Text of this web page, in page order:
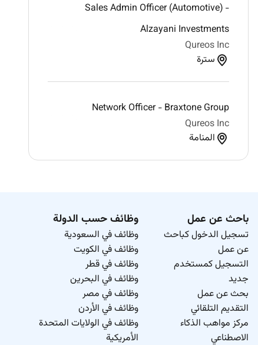
Sales Admin Officer (Automotive) -
Alzayani Investments
Qureos Inc
سترة
Network Officer - Braxtone Group
Qureos Inc
المنامة
باحث عن عمل
تسجيل الدخول كباحث
عن عمل
التسجيل كمستخدم
جديد
بحث عن عمل
التقديم التلقائي
مركز مواهب الذكاء
الاصطناعي
وظائف حسب الدولة
وظائف في السعودية
وظائف في الكويت
وظائف في قطر
وظائف في البحرين
وظائف في مصر
وظائف في الأردن
وظائف في الولايات المتحدة
الأمريكية